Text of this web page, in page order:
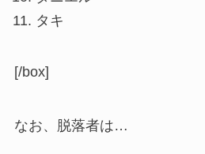
タキ
[/box]
なお、脱落者は…